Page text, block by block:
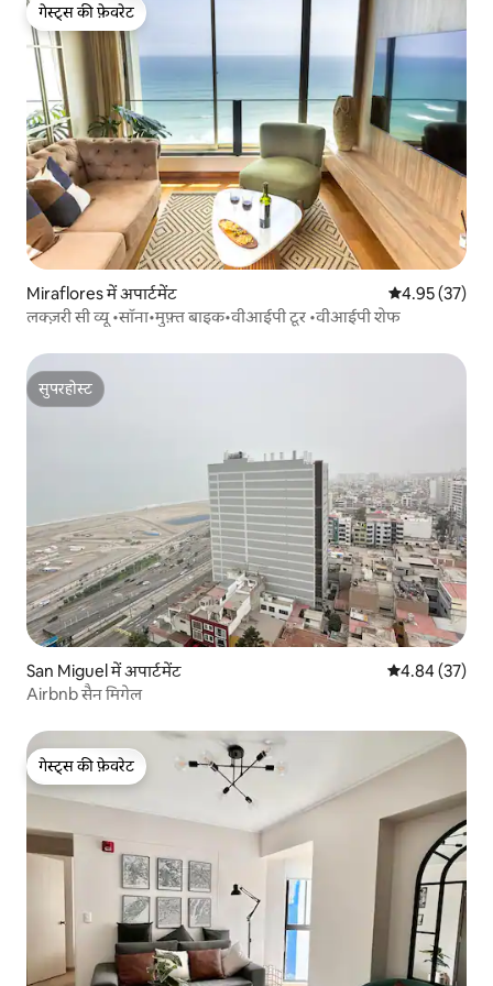
गेस्ट्स की फ़ेवरेट
गेस्ट्स की फ़ेवरेट
Miraflores में अपार्टमेंट औसत रेटिंग 5 में
4.95 (37)
लक्ज़री सी व्यू •सॉना•मुफ़्त बाइक•वीआईपी टूर •वीआईपी शेफ
सुपरहोस्ट
सुपरहोस्ट
San Miguel में अपार्टमेंट औसत रेटिंग 5 में
4.84 (37)
Airbnb सैन मिगेल
गेस्ट्स की फ़ेवरेट
गेस्ट्स की फ़ेवरेट